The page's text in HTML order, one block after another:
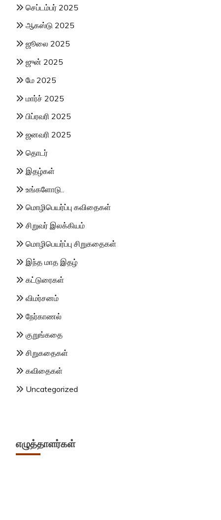
செப்டம்பர் 2025
ஆகஸ்டு 2025
ஜூலை 2025
ஜுன் 2025
மே 2025
மார்ச் 2025
பிப்ரவரி 2025
ஜனவரி 2025
தொடர்
இதழ்கள்
உங்களோடு..
மொழிபெயர்ப்பு கவிதைகள்
சிறுவர் இலக்கியம்
மொழிபெயர்ப்பு சிறுகதைகள்
இந்த மாத இதழ்
கட்டுரைகள்
விமர்சனம்
நேர்காணல்
குறுங்கதை
சிறுகதைகள்
கவிதைகள்
Uncategorized
எழுத்தாளர்கள்